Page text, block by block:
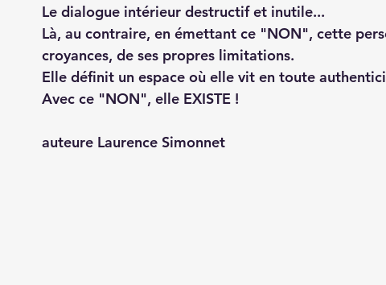
Le dialogue intérieur destructif et inutile...
Là, au contraire, en émettant ce "NON", cette
croyances, de ses propres limitations.
Elle définit un espace où elle vit en toute
Avec ce "NON", elle EXISTE !
auteure Laurence Simonnet